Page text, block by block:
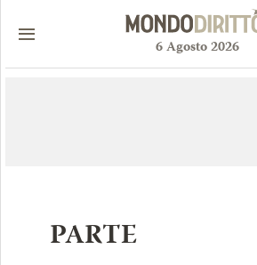
6Agosto2026
PARTE